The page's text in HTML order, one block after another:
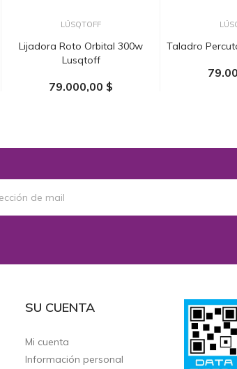
LÜSQTOFF
Lijadora Roto Orbital 300w
Lusqtoff
79.000,00 $
Taladro
SU CUENTA
Mi cuenta
Información personal